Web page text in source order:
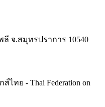
ลี จ.สมุทรปราการ 10540
ไทย - Thai Federation on